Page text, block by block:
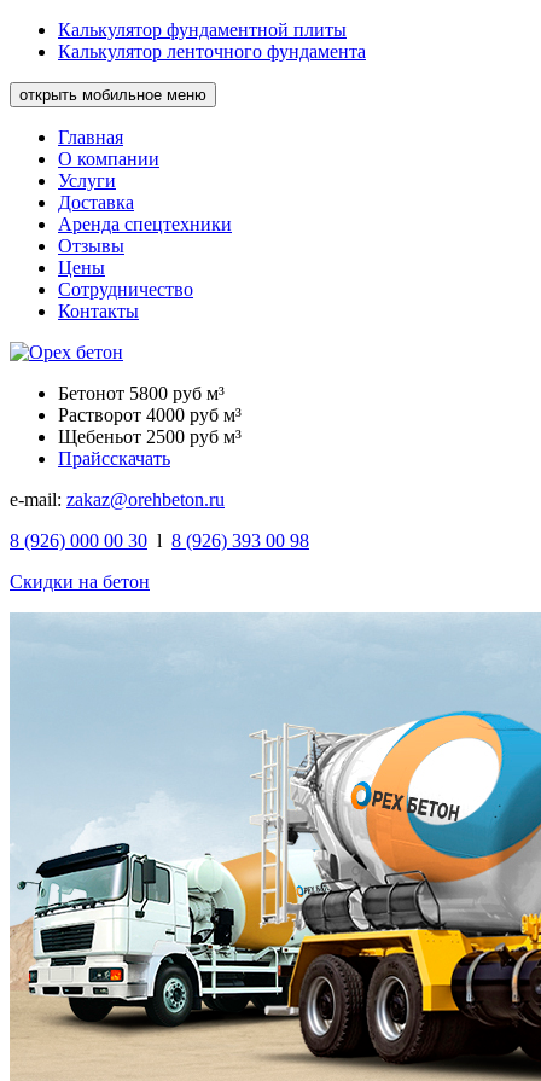
Калькулятор фундаментной плиты
Калькулятор ленточного фундамента
открыть мобильное меню
Главная
О компании
Услуги
Доставка
Аренда спецтехники
Отзывы
Цены
Сотрудничество
Контакты
Бетонот 5800 руб м³
Растворот 4000 руб м³
Щебеньот 2500 руб м³
Прайсскачать
e-mail: zakaz@orehbeton.ru
8 (926) 000 00 30 l 8 (926) 393 00 98
Скидки на бетон